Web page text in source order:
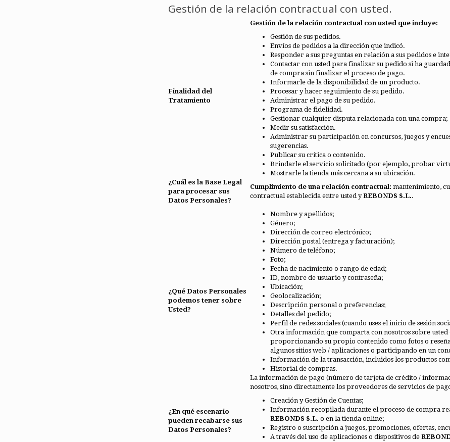
Gestión de la relación contractual con usted.
Finalidad del
Tratamiento
Gestión de la relación contractual con usted que incluye:
Gestión de sus pedidos.
Envíos de pedidos a la dirección que indicó.
Responder a sus preguntas en relación a sus pedidos e
Contactar con usted para finalizar su pedido si ha
de compra sin finalizar el proceso de pago.
Informarle de la disponibilidad de un producto.
Procesar y hacer seguimiento de su pedido.
Administrar el pago de su pedido.
Programa de fidelidad.
Gestionar cualquier disputa relacionada con una compra;
Medir su satisfacción.
Administrar su participación en concursos, juegos y
sugerencias.
Publicar su crítica o contenido.
Brindarle el servicio solicitado (por ejemplo, probar
Mostrarle la tienda más cercana a su ubicación.
¿Cuál es la Base Legal
para procesar sus
Datos Personales?
Cumplimiento de una relación contractual: mantenimiento,
contractual establecida entre usted yREBONDS S.L..
¿Qué Datos Personales
podemos tener sobre
Usted?
Nombre y apellidos;
Género;
Dirección de correo electrónico;
Dirección postal (entrega y facturación);
Número de teléfono;
Foto;
Fecha de nacimiento o rango de edad;
ID, nombre de usuario y contraseña;
Ubicación;
Geolocalización;
Descripción personal o preferencias;
Detalles del pedido;
Perfil de redes sociales (cuando uses el inicio de sesión
Otra información que comparta con nosotros sobre
proporcionando su propio contenido como fotos o
algunos sitios web / aplicaciones o participando en un
Información de la transacción, incluidos los productos
Historial de compras.
La información de pago (número de tarjeta de crédito /
nosotros, sino directamente los proveedores de servicios de
¿En qué escenario
pueden recabarse sus
Datos Personales?
Creación y Gestión de Cuentas;
Información recopilada durante el proceso de compra
REBONDS S.L. o en la tienda online;
Registro o suscripción a juegos, promociones, ofertas,
A través del uso de aplicaciones o dispositivos de